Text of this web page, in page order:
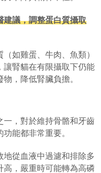
建議，調整蛋白質攝取
如雞蛋、牛肉、魚類）
讓腎貓在有限攝取下仍能
，降低腎臟負擔。
一，對於維持骨骼和牙齒
能都非常重要。
從血液中過濾和排除多
高，嚴重時可能轉為高磷